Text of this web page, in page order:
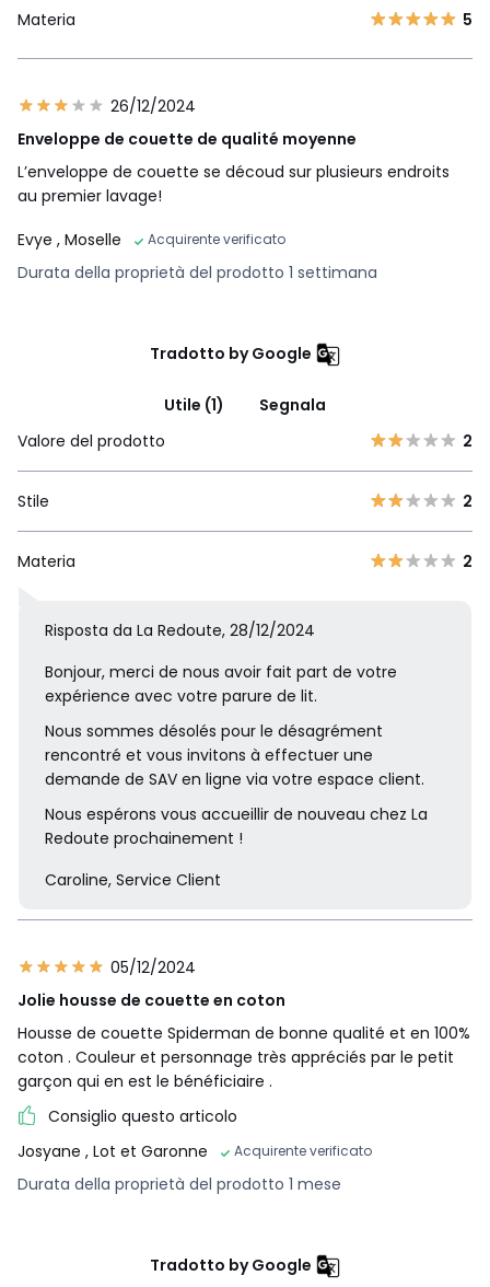
Materia 5
26/12/2024
Enveloppe de couette de qualité moyenne
L’enveloppe de couette se découd sur plusieurs endroits
au premier lavage!
Evye , Moselle Acquirente verificato
Durata della proprietà del prodotto 1 settimana
Tradotto by Google
Utile (1)
Segnala
Valore del prodotto
2
Stile 2
Materia 2
Risposta da La Redoute, 28/12/2024
Bonjour, merci de nous avoir fait part de votre
expérience avec votre parure de lit.
Nous sommes désolés pour le désagrément
rencontré et vous invitons à effectuer une
demande de SAV en ligne via votre espace client.
Nous espérons vous accueillir de nouveau chez La
Redoute prochainement !
Caroline, Service Client
05/12/2024
Jolie housse de couette en coton
Housse de couette Spiderman de bonne qualité et en 100%
coton . Couleur et personnage très appréciés par le petit
garçon qui en est le bénéficiaire .
Consiglio questo articolo
Josyane , Lot et Garonne Acquirente verificato
Durata della proprietà del prodotto 1 mese
Tradotto by Google